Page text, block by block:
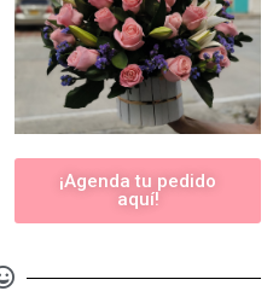
¡Agenda tu pedido
aquí!